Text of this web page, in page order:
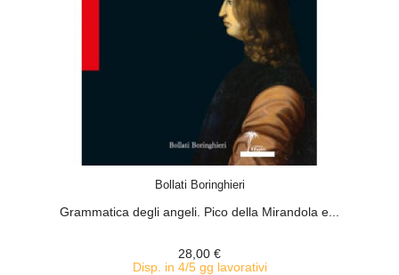
Bollati Boringhieri
Grammatica degli angeli. Pico della Mirandola e...
28,00 €
Disp. in 4/5 gg lavorativi